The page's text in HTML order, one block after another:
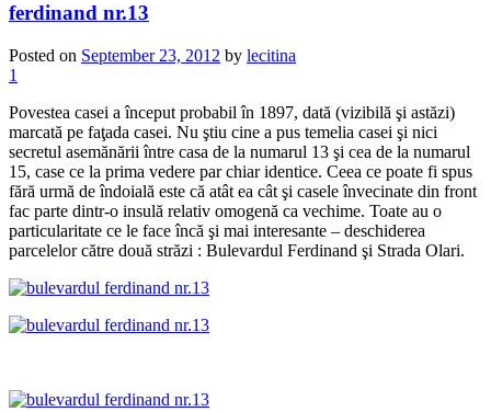
ferdinand nr.13
Posted on September 23, 2012 by lecitina
1
Povestea casei a început probabil în 1897, dată (vizibilă şi astăzi)
marcată pe faţada casei. Nu ştiu cine a pus temelia casei şi nici
secretul asemănării între casa de la numarul 13 şi cea de la numarul
15, case ce la prima vedere par chiar identice. Ceea ce poate fi spus
fără urmă de îndoială este că atât ea cât şi casele învecinate din front
fac parte dintr-o insulă relativ omogenă ca vechime. Toate au o
particularitate ce le face încă şi mai interesante – deschiderea
parcelelor către două străzi : Bulevardul Ferdinand şi Strada Olari.